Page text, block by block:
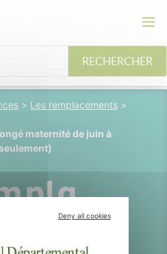
RECHERCHER
> Les remplacements >
maternité de juin à
pour
Deny all cookies